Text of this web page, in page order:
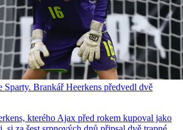
Sparty. Brankář Heerkens předvedl dvě
kterého Ajax před rokem kupoval jako